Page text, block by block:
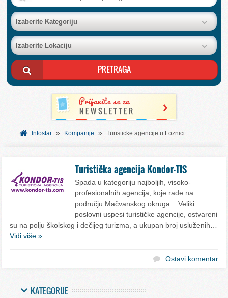
BAZA FIRMI
POSLOVNI OGLASI
AKCIJE I KATALOZI
BESPLATNI VAUČERI
SVET INFORMACIJA
Izaberite Kategoriju
Izaberite Lokaciju
Infostar » Kompanije » Turisticke agencije u Loznici
Turistička agencija Kondor-TIS
Spada u kategoriju najboljih, visoko-
profesionalnih agencija, koje rade na
području Mačvanskog okruga. Veliki
poslovni uspesi turističke agencije, ostvareni
su na polju školskog i dečijeg turizma, a ukupan broj usluženih…
Vidi više »
Ostavi komentar
KATEGORIJE